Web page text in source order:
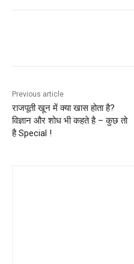
Previous article
राजपूती खून में क्या खास होता है?
विज्ञान और शोध भी कहते है – कुछ तो
है Special !